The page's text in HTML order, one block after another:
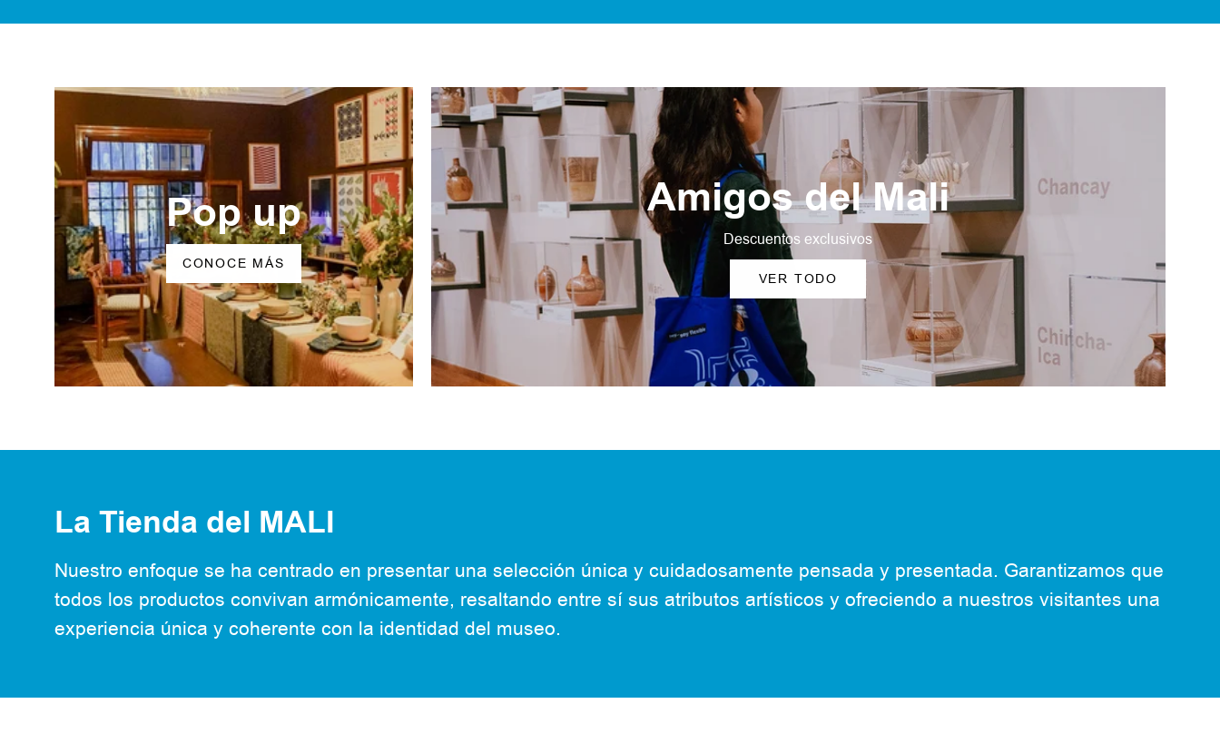
Pop up
CONOCE MÁS
Amigos del Mali
Descuentos exclusivos
VER TODO
La Tienda del MALI
Nuestro enfoque se ha centrado en presentar una selección única y cuidadosamente pensada y presentada. Garantizamos que
todos los productos convivan armónicamente, resaltando entre sí sus atributos artísticos y ofreciendo a nuestros visitantes una
experiencia única y coherente con la identidad del museo.